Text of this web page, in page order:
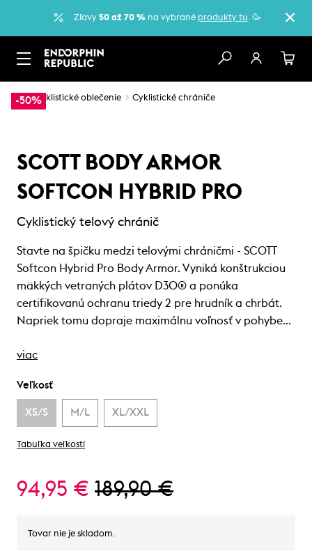
Zľavy 50 až 70 %na vybrané produkty tu. 🥳
-50%
… Cyklistické oblečenie Cyklistické chrániče
SCOTT BODY ARMOR
SOFTCON HYBRID PRO
Cyklistický telový chránič
Stavte na špičku medzi telovými chráničmi - SCOTT
Softcon Hybrid Pro Body Armor. Vyniká konštrukciou
mäkkých vetraných plátov D3O® a ponúka
certifikovanú ochranu triedy 2 pre hrudník a chrbát.
Napriek tomu dopraje maximálnu voľnosť v pohybe…
viac
Veľkosť
XS/S M/L XL/XXL
Tabuľka veľkostí
94,95 € 189,90 €
Tovar nie je skladom.